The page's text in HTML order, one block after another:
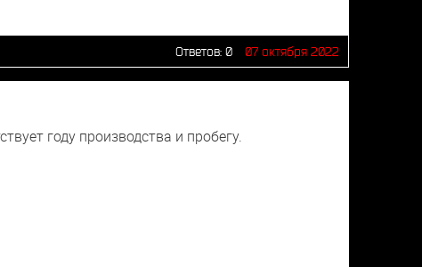
Ответов: 0 07 октября 2022
году производства и пробегу.